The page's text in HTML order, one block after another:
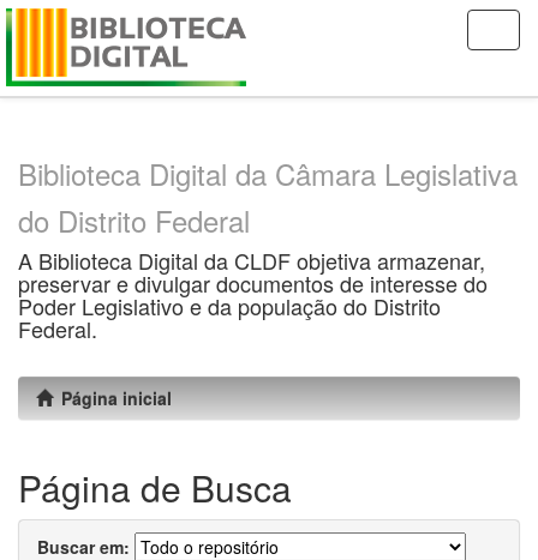
Skip
Biblioteca Digital da Câmara Legislativa
do Distrito Federal
A Biblioteca Digital da CLDF objetiva armazenar,
preservar e divulgar documentos de interesse do
Poder Legislativo e da população do Distrito
Federal.
Página inicial
Página de Busca
Buscar em: